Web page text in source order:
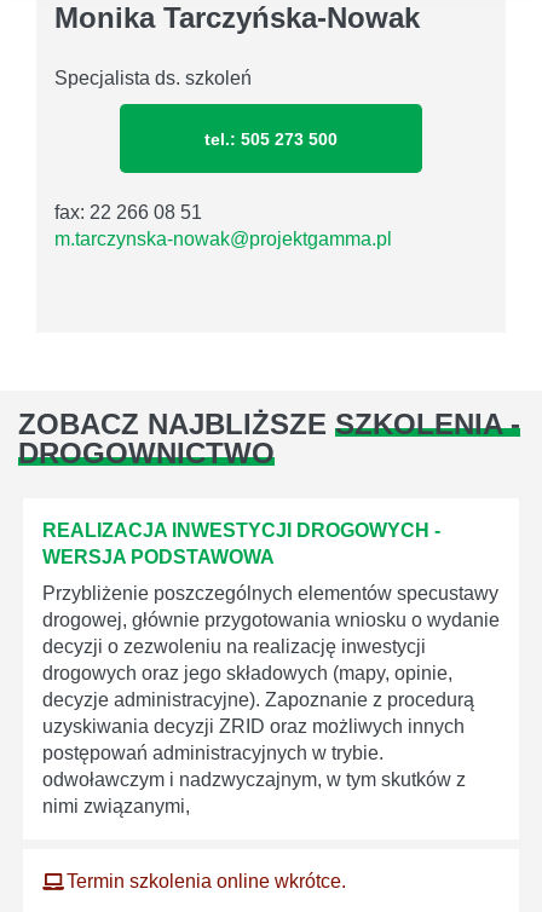
Monika Tarczyńska-Nowak
Specjalista ds. szkoleń
tel.: 505 273 500
fax: 22 266 08 51
m.tarczynska-nowak@projektgamma.pl
ZOBACZ NAJBLIŻSZE SZKOLENIA -
DROGOWNICTWO
REALIZACJA INWESTYCJI DROGOWYCH -
WERSJA PODSTAWOWA
Przybliżenie poszczególnych elementów specustawy
drogowej, głównie przygotowania wniosku o wydanie
decyzji o zezwoleniu na realizację inwestycji
drogowych oraz jego składowych (mapy, opinie,
decyzje administracyjne). Zapoznanie z procedurą
uzyskiwania decyzji ZRID oraz możliwych innych
postępowań administracyjnych w trybie.
odwoławczym i nadzwyczajnym, w tym skutków z
nimi związanymi,
Termin szkolenia online wkrótce.